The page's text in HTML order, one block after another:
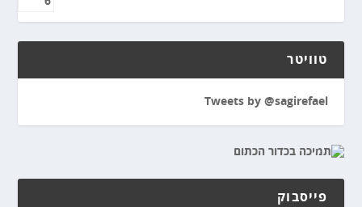
טוויטר
Tweets by @sagirefael
פייסבוק